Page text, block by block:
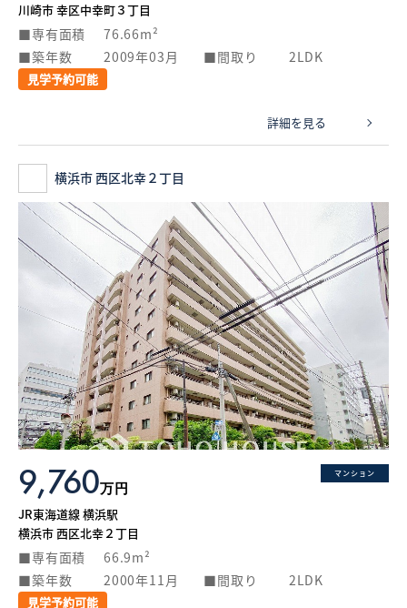
川崎市 幸区中幸町３丁目
専有面積
76.66m²
築年数
2009年03月 間取り 2LDK
見学予約可能
詳細を見る
横浜市 西区北幸２丁目
マンション
9,760万円
JR東海道線 横浜駅
横浜市 西区北幸２丁目
専有面積
66.9m²
築年数
2000年11月 間取り 2LDK
見学予約可能